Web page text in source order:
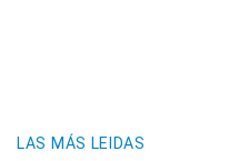
LAS MÁS LEIDAS